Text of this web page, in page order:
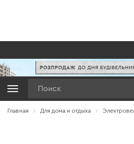
Главная Для дома и отдыха